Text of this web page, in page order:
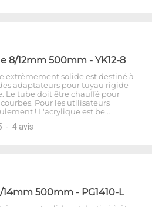
8/12mm 500mm - YK12-8
extrêmement solide est destiné à
adaptateurs pour tuyau rigide
Le tube doit être chauffé pour
Pour les utilisateurs
! L'acrylique est be…
- 4 avis
14mm 500mm - PG1410-L